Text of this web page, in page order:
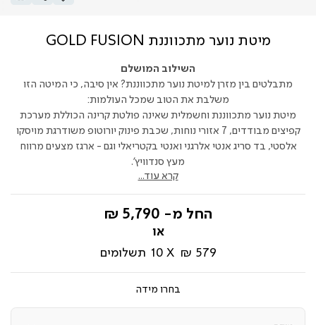
מיטת נוער מתכווננת GOLD FUSION
השילוב המושלם
מתבלטים בין מזרן למיטת נוער מתכווננת? אין סיבה, כי המיטה הזו
משלבת את הטוב שמכל העולמות:
מיטת נוער מתכווננת וחשמלית שאינה פולטת קרינה הכוללת מערכת
קפיצים מבודדים, 7 אזורי נוחות, שכבת פינוק יורוטופ משודרגת מויסקו
אלסטי, בד סריג אנטי אלרגני ואנטי בקטריאלי וגם - ארגז מצעים מרווח
מעץ סנדוויץ'.
קרא עוד...
החל מ- 5,790 ₪
579 ₪
10 תשלומים
מידה